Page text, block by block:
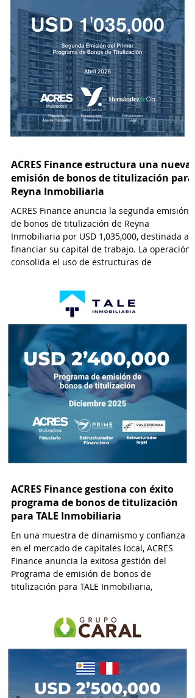
Soles en el mercado de capitales
para el Proyecto High Life de
Madrid Inmobiliaria con inversión
de Faro Capital
ACRES Finance estructura una nueva
emisión de bonos de titulización para
Reyna Inmobiliaria
ACRES Finance anuncia la segunda emisión
de bonos de titulización de Reyna
Inmobiliaria por USD 1,035,000, destinada a
financiar su capital de trabajo. La operación
consolida el uso de estructuras de
financiamiento cada vez más viable y
atractiva para empresas que operan en el
sector inmobiliario. Esta modalidad permite
a las desarrolladoras inmobiliarias
monetizar flujos futuros de efectivo a través
de la emisión de valores negociables en el
ACRES Finance gestiona con éxito
programa de bonos de titulización
para TALE Inmobiliaria
En una muestra de dinamismo y confianza
en el mercado de capitales local, ACRES
Finance anuncia la exitosa gestión del
Programa de emisión de bonos de
titulización para TALE Inmobiliaria,